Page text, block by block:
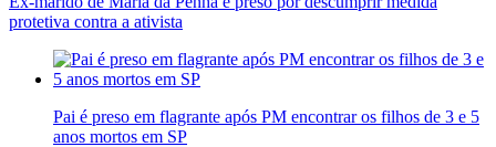
protetiva contra a ativista
Pai é preso em flagrante após PM encontrar os filhos de 3 e 5
anos mortos em SP